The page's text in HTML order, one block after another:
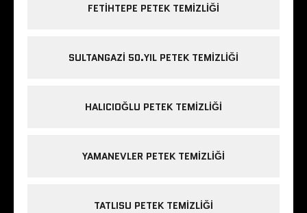
FETIHTEPE PETEK TEMIZLIĞI
SULTANGAZI 50.YIL PETEK TEMIZLIĞI
HALICIOĞLU PETEK TEMIZLIĞI
YAMANEVLER PETEK TEMIZLIĞI
TATLISU PETEK TEMIZLIĞI